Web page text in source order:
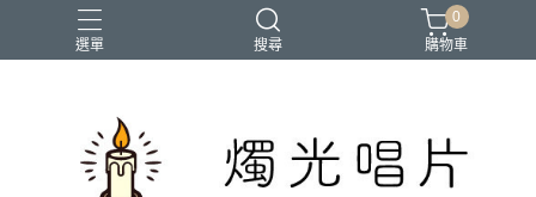
選單 搜尋
2026大港開唱 聖誕節 鏈鋸人蕾潔篇 黑潮好針
0
購物車